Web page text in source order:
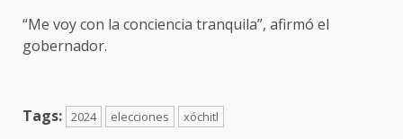
“Me voy con la conciencia tranquila”, afirmó el
gobernador.
Tags: 2024 elecciones xóchitl